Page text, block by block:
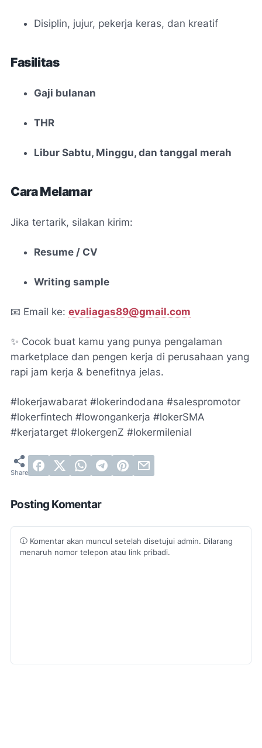
Disiplin, jujur, pekerja keras, dan kreatif
Fasilitas
Gaji bulanan
THR
Libur Sabtu, Minggu, dan tanggal merah
Cara Melamar
Jika tertarik, silakan kirim:
Resume / CV
Writing sample
📧 Email ke: evaliagas89@gmail.com
✨ Cocok buat kamu yang punya pengalaman
marketplace dan pengen kerja di perusahaan yang
rapi jam kerja & benefitnya jelas.
#lokerjawabarat #lokerindodana #salespromotor
#lokerfintech #lowongankerja #lokerSMA
#kerjatarget #lokergenZ #lokermilenial
Posting Komentar
Komentar akan muncul setelah disetujui admin. Dilarang
menaruh nomor telepon atau link pribadi.